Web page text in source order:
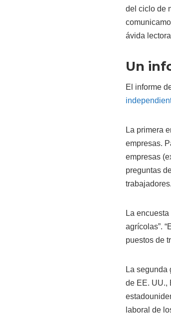
del ciclo de
ávida
Un
El informe
La primera
empresas.
empresas
preguntas
trabajadores.
La
agrícolas”.
puestos de
La segunda
de EE. UU.,
laboral de